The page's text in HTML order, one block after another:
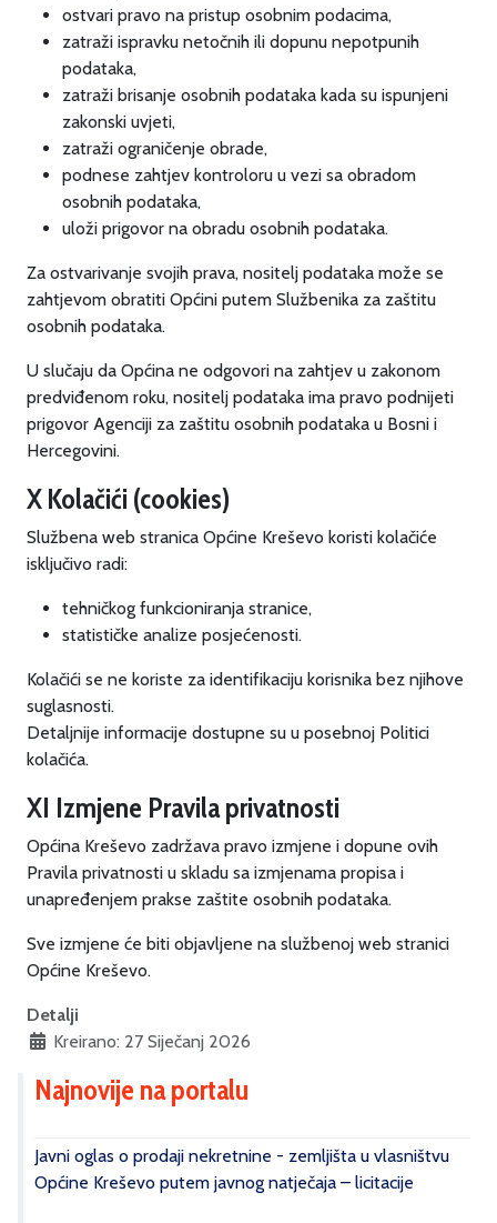
ostvari pravo na pristup osobnim podacima,
zatraži ispravku netočnih ili dopunu nepotpunih
podataka,
zatraži brisanje osobnih podataka kada su ispunjeni
zakonski uvjeti,
zatraži ograničenje obrade,
podnese zahtjev kontroloru u vezi sa obradom
osobnih podataka,
uloži prigovor na obradu osobnih podataka.
Za ostvarivanje svojih prava, nositelj podataka može se
zahtjevom obratiti Općini putem Službenika za zaštitu
osobnih podataka.
U slučaju da Općina ne odgovori na zahtjev u zakonom
predviđenom roku, nositelj podataka ima pravo podnijeti
prigovor Agenciji za zaštitu osobnih podataka u Bosni i
Hercegovini.
X Kolačići (cookies)
Službena web stranica Općine Kreševo koristi kolačiće
isključivo radi:
tehničkog funkcioniranja stranice,
statističke analize posjećenosti.
Kolačići se ne koriste za identifikaciju korisnika bez njihove
suglasnosti.
Detaljnije informacije dostupne su u posebnoj Politici
kolačića.
XI Izmjene Pravila privatnosti
Općina Kreševo zadržava pravo izmjene i dopune ovih
Pravila privatnosti u skladu sa izmjenama propisa i
unapređenjem prakse zaštite osobnih podataka.
Sve izmjene će biti objavljene na službenoj web stranici
Općine Kreševo.
Detalji
Kreirano: 27 Siječanj 2026
Najnovije na portalu
Javni oglas o prodaji nekretnine - zemljišta u vlasništvu
Općine Kreševo putem javnog natječaja – licitacije